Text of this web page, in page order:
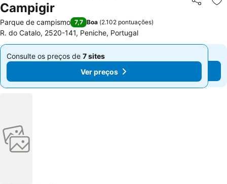
Campigir
Partilhar
Parque de campismo 7,7 Boa (2.102 pontuações)
R. do Catalo, 2520-141, Peniche, Portugal
Consulte os preços de 7 sites
De
Ver preços
Consulte os preços de 7 sites
De
€ 22 Ver preços